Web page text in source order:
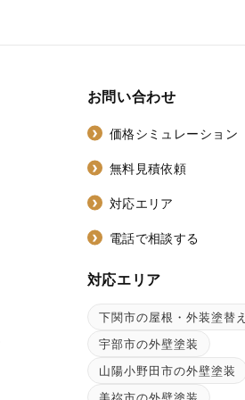
お問い合わせ
価格シミュレーション
無料見積依頼
対応エリア
電話で相談する
対応エリア
下関市の屋根・外装塗替え
宇部市の外壁塗装
山陽小野田市の外壁塗装
美祢市の外壁塗装